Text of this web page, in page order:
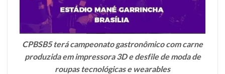
CPBSB5 terá campeonato gastronômico com carne
produzida em impressora 3D e desfile de moda de
roupas tecnológicas e wearables